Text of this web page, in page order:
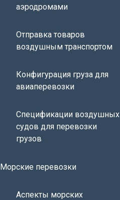
аэродромами
Отправка товаров
воздушным транспортом
Конфигурация груза для
авиаперевозки
Спецификации воздушных
судов для перевозки
грузов
Морские перевозки
Аспекты морских